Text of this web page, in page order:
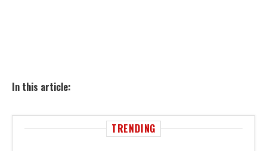
In this article:
TRENDING